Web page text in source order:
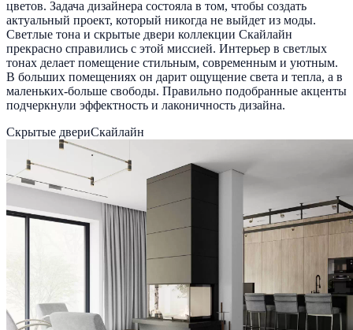
цветов. Задача дизайнера состояла в том, чтобы создать
актуальный проект, который никогда не выйдет из моды.
Светлые тона и скрытые двери коллекции Скайлайн
прекрасно справились с этой миссией. Интерьер в светлых
тонах делает помещение стильным, современным и уютным.
В больших помещениях он дарит ощущение света и тепла, а в
маленьких-больше свободы. Правильно подобранные акценты
подчеркнули эффектность и лаконичность дизайна.
Скрытые двериСкайлайн